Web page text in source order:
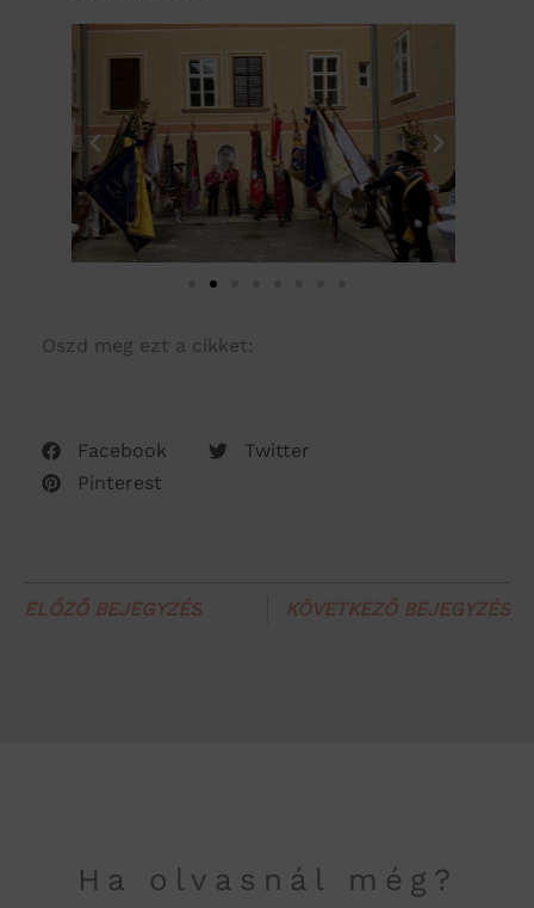
Oszd meg ezt a cikket:
Facebook
Twitter
Pinterest
ELŐZŐ BEJEGYZÉS KÖVETKEZŐ BEJEGYZÉS
Ha olvasnál még?